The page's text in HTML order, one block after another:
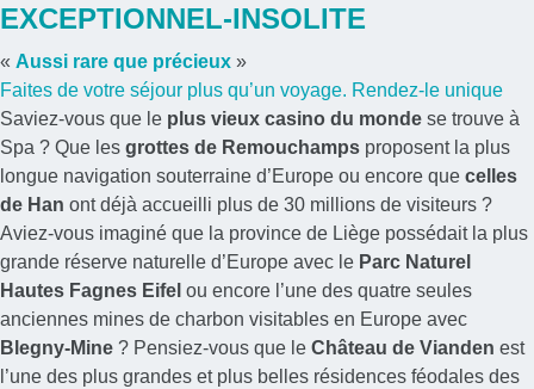
EXCEPTIONNEL-INSOLITE
« Aussi rare que précieux »
Faites de votre séjour plus qu’un voyage. Rendez-le unique
Saviez-vous que le plus vieux casino du monde se trouve à
Spa ? Que les grottes de Remouchamps proposent la plus
longue navigation souterraine d’Europe ou encore que celles
de Han ont déjà accueilli plus de 30 millions de visiteurs ?
Aviez-vous imaginé que la province de Liège possédait la plus
grande réserve naturelle d’Europe avec le Parc Naturel
Hautes Fagnes Eifel ou encore l’une des quatre seules
anciennes mines de charbon visitables en Europe avec
Blegny-Mine ? Pensiez-vous que le Château de Vianden est
l’une des plus grandes et plus belles résidences féodales des